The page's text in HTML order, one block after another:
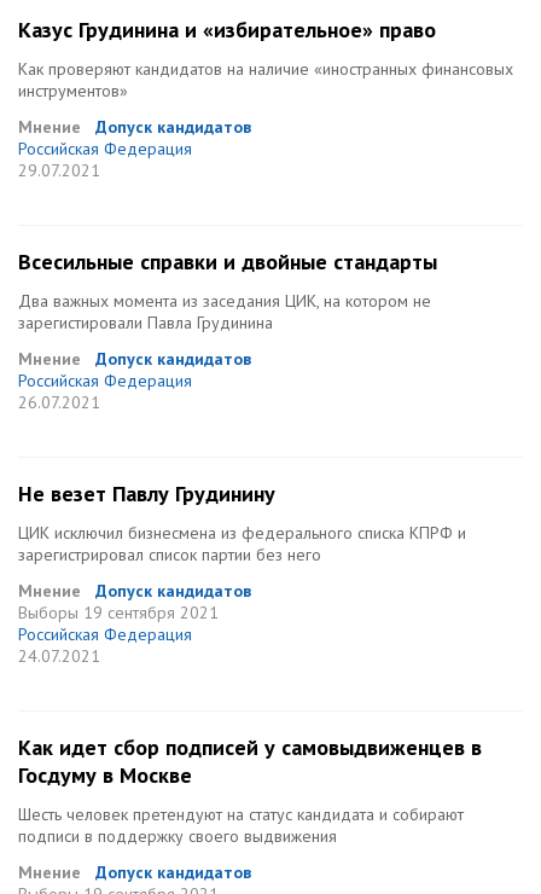
Казус Грудинина и «избирательное» право
Как проверяют кандидатов на наличие «иностранных финансовых
инструментов»
Мнение
Допуск кандидатов
Российская Федерация
29.07.2021
Всесильные справки и двойные стандарты
Два важных момента из заседания ЦИК, на котором не
зарегистировали Павла Грудинина
Мнение
Допуск кандидатов
Российская Федерация
26.07.2021
Не везет Павлу Грудинину
ЦИК исключил бизнесмена из федерального списка КПРФ и
зарегистрировал список партии без него
Мнение
Допуск кандидатов
Выборы 19 сентября 2021
Российская Федерация
24.07.2021
Как идет сбор подписей у самовыдвиженцев в
Госдуму в Москве
Шесть человек претендуют на статус кандидата и собирают
подписи в поддержку своего выдвижения
Мнение
Допуск кандидатов